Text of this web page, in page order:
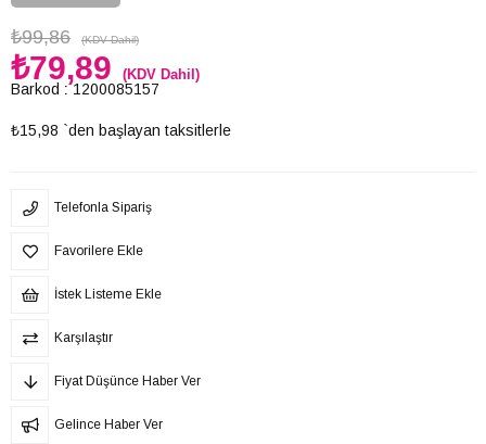
₺99,86 (KDV Dahil)
₺79,89 (KDV Dahil)
Barkod : 1200085157
₺15,98 `den başlayan taksitlerle
Telefonla Sipariş
Favorilere Ekle
İstek Listeme Ekle
Karşılaştır
Fiyat Düşünce Haber Ver
Gelince Haber Ver